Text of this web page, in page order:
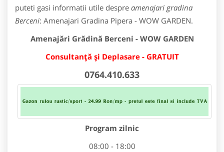
puteti gasi informatii utile despre amenajari gradina
Berceni: Amenajari Gradina Pipera - WOW GARDEN.
Amenajări Grădină Berceni - WOW GARDEN
Consultanță și Deplasare - GRATUIT
0764.410.633
Program zilnic
08:00 - 18:00